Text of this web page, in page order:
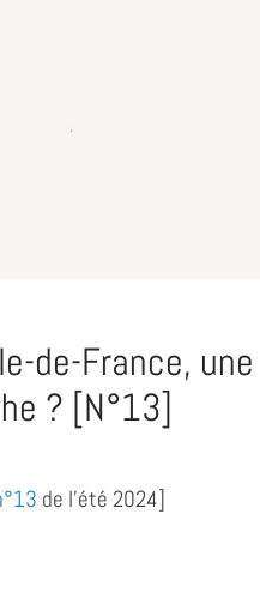
de-France, une
? [N°13]
de l’été 2024]